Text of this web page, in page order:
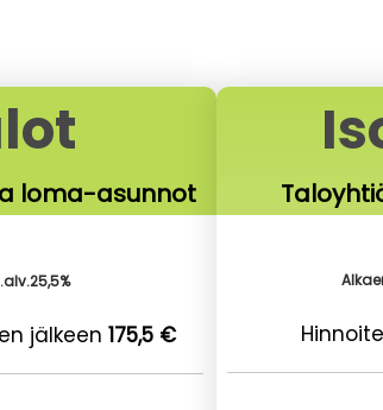
loma-asunnot
lv.25,5%
jälkeen 175,5 €